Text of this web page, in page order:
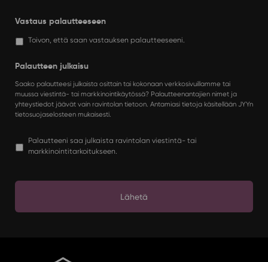
Vastaus palautteeseen
Toivon, että saan vastauksen palautteeseeni.
Palautteen julkaisu
Saako palautteesi julkaista osittain tai kokonaan verkkosivuillamme tai
muussa viestintä- tai markkinointikäytössä? Palautteenantajien nimet ja
yhteystiedot jäävät vain ravintolan tietoon. Antamiasi tietoja käsitellään JYYn
tietosuojaselosteen mukaisesti.
Palautteeni saa julkaista ravintolan viestintä- tai
markkinointitarkoitukseen.